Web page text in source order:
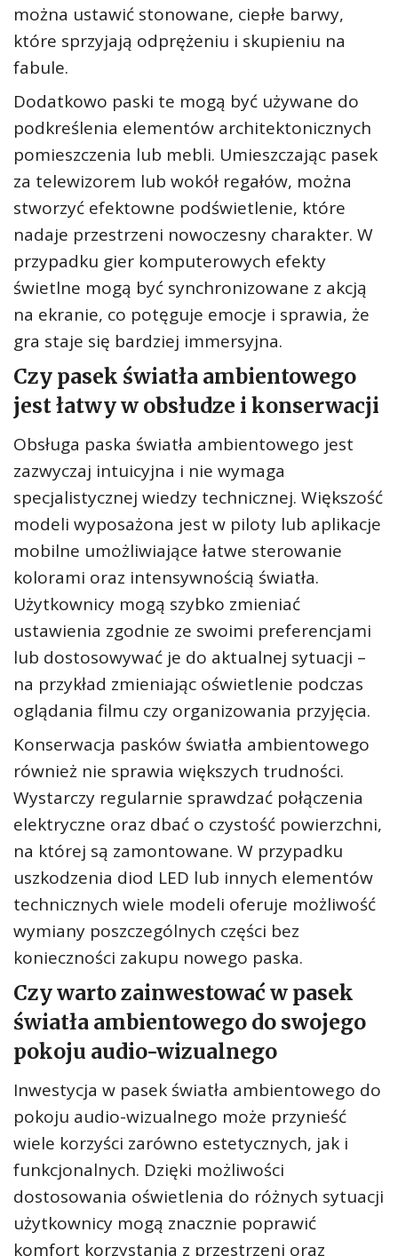
można ustawić stonowane, ciepłe barwy,
które sprzyjają odprężeniu i skupieniu na
fabule.
Dodatkowo paski te mogą być używane do
podkreślenia elementów architektonicznych
pomieszczenia lub mebli. Umieszczając pasek
za telewizorem lub wokół regałów, można
stworzyć efektowne podświetlenie, które
nadaje przestrzeni nowoczesny charakter. W
przypadku gier komputerowych efekty
świetlne mogą być synchronizowane z akcją
na ekranie, co potęguje emocje i sprawia, że
gra staje się bardziej immersyjna.
Czy pasek światła ambientowego
jest łatwy w obsłudze i konserwacji
Obsługa paska światła ambientowego jest
zazwyczaj intuicyjna i nie wymaga
specjalistycznej wiedzy technicznej. Większość
modeli wyposażona jest w piloty lub aplikacje
mobilne umożliwiające łatwe sterowanie
kolorami oraz intensywnością światła.
Użytkownicy mogą szybko zmieniać
ustawienia zgodnie ze swoimi preferencjami
lub dostosowywać je do aktualnej sytuacji –
na przykład zmieniając oświetlenie podczas
oglądania filmu czy organizowania przyjęcia.
Konserwacja pasków światła ambientowego
również nie sprawia większych trudności.
Wystarczy regularnie sprawdzać połączenia
elektryczne oraz dbać o czystość powierzchni,
na której są zamontowane. W przypadku
uszkodzenia diod LED lub innych elementów
technicznych wiele modeli oferuje możliwość
wymiany poszczególnych części bez
konieczności zakupu nowego paska.
Czy warto zainwestować w pasek
światła ambientowego do swojego
pokoju audio-wizualnego
Inwestycja w pasek światła ambientowego do
pokoju audio-wizualnego może przynieść
wiele korzyści zarówno estetycznych, jak i
funkcjonalnych. Dzięki możliwości
dostosowania oświetlenia do różnych sytuacji
użytkownicy mogą znacznie poprawić
komfort korzystania z przestrzeni oraz